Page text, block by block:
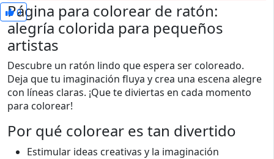
0
Página para colorear de ratón:
alegría colorida para pequeños
artistas
Descubre un ratón lindo que espera ser coloreado.
Deja que tu imaginación fluya y crea una escena alegre
con líneas claras. ¡Que te diviertas en cada momento
para colorear!
Por qué colorear es tan divertido
Estimular ideas creativas y la imaginación